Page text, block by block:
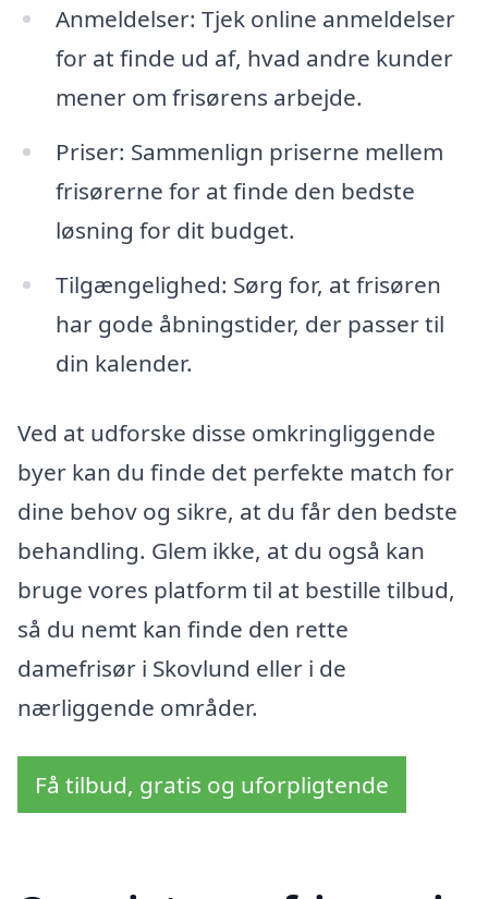
Anmeldelser: Tjek online anmeldelser
for at finde ud af, hvad andre kunder
mener om frisørens arbejde.
Priser: Sammenlign priserne mellem
frisørerne for at finde den bedste
løsning for dit budget.
Tilgængelighed: Sørg for, at frisøren
har gode åbningstider, der passer til
din kalender.
Ved at udforske disse omkringliggende
byer kan du finde det perfekte match for
dine behov og sikre, at du får den bedste
behandling. Glem ikke, at du også kan
bruge vores platform til at bestille tilbud,
så du nemt kan finde den rette
damefrisør i Skovlund eller i de
nærliggende områder.
Få tilbud, gratis og uforpligtende